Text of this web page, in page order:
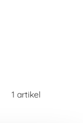
1 artikel